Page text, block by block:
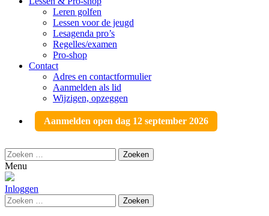
Leren golfen
Lessen voor de jeugd
Lesagenda pro’s
Regelles/examen
Pro-shop
Contact
Adres en contactformulier
Aanmelden als lid
Wijzigen, opzeggen
Aanmelden open dag 12 september 2026
Zoeken
naar:
Menu
Inloggen
Zoeken
naar: